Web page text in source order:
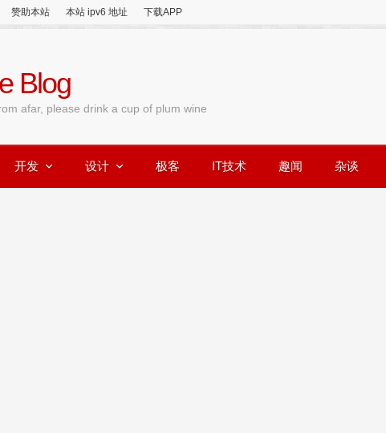
赞助本站 本站 ipv6 地址 下载APP
Blog
afar, please drink a cup of plum wine
开发 设计 极客 IT技术 趣闻 杂谈